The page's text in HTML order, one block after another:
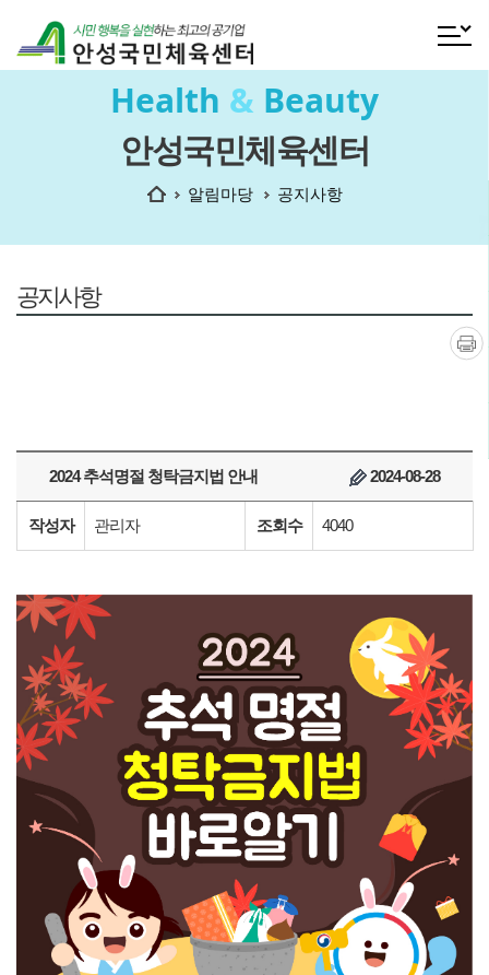
전체메
Health & Beauty
안성국민체육센터
홈 알림마당 공지사항
공지사항
인쇄
2024 추석명절 청탁금지법 안내 2024-08-28
작성자 관리자 조회수 4040